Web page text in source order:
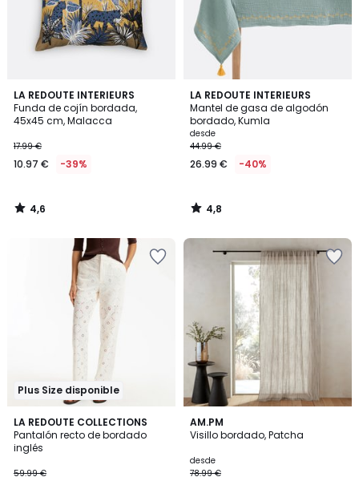
LA REDOUTE INTERIEURS
Funda de cojín bordada,
45x45 cm, Malacca
17.99 €
10.97 € -39%
4,6
/ 5
4,6
/
LA REDOUTE INTERIEURS
Mantel de gasa de algodón
bordado, Kumla
desde
44.99 €
26.99 € -40%
4,8
/ 5
4,8
/
Plus Size disponible
LA REDOUTE COLLECTIONS
Pantalón recto de bordado
inglés
59.99 €
4
/
5
2
Colores
AM.PM
Visillo bordado, Patcha
desde
78.99 €
4,5
/ 5